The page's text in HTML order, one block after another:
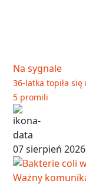
Na sygnale
36-latka topiła
5 promili
07 sierpień 2026